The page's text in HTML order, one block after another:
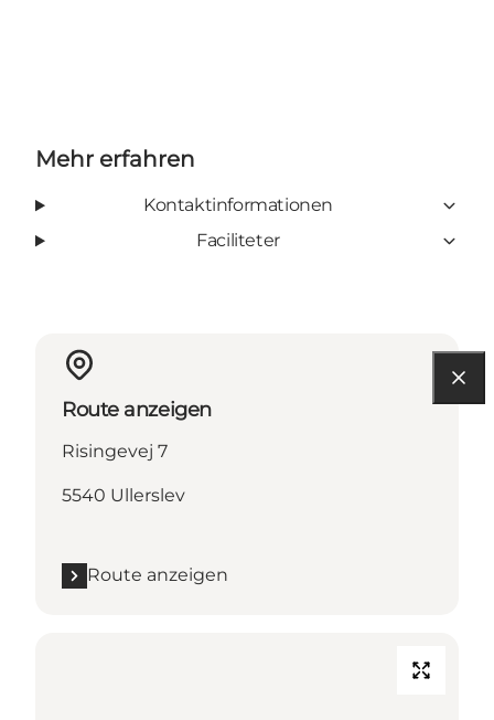
Mehr erfahren
Kontaktinformationen
Faciliteter
Route anzeigen
Risingevej 7
5540 Ullerslev
Route anzeigen